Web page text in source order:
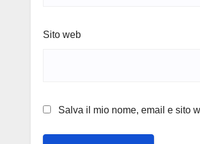
Sito web
Salva il mio nome, email e sito